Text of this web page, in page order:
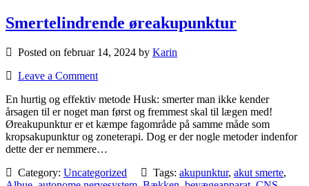
Smertelindrende øreakupunktur
Posted on februar 14, 2024 by Karin
Leave a Comment
En hurtig og effektiv metode Husk: smerter man ikke kender
årsagen til er noget man først og fremmest skal til lægen med!
Øreakupunktur er et kæmpe fagområde på samme måde som
kropsakupunktur og zoneterapi. Dog er der nogle metoder indenfor
dette der er nemmere…
Category: Uncategorized Tags: akupunktur, akut smerte,